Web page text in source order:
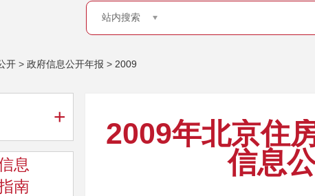
站内搜索
开 > 政府信息公开年报 > 2009
+
息
南
2009年北京住
信息